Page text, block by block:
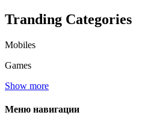
Tranding Categories
Mobiles
Games
Show more
Меню навигации